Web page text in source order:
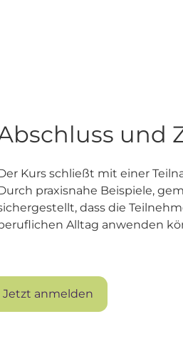
und
Kurs schließt mit einer
praxisnahe Beispiele,
dass die
Alltag anwenden
Jetzt anmelden